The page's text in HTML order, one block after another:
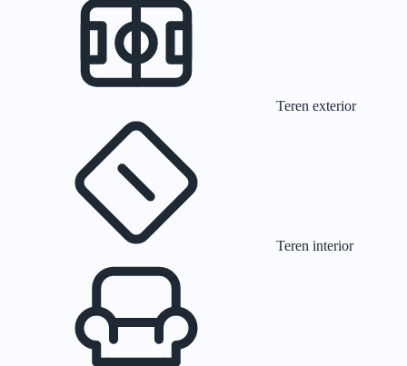
Teren exterior
Teren interior